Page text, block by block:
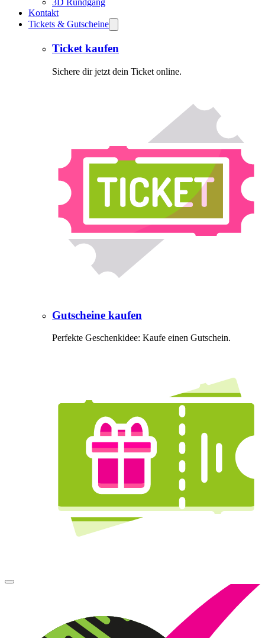
3D Rundgang
Kontakt
Tickets & Gutscheine
Ticket kaufen
Sichere dir jetzt dein Ticket online.
Gutscheine kaufen
Perfekte Geschenkidee: Kaufe einen Gutschein.